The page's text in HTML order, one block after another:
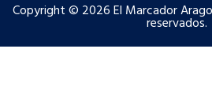
Copyright © 2026 El Marcador
reservados.